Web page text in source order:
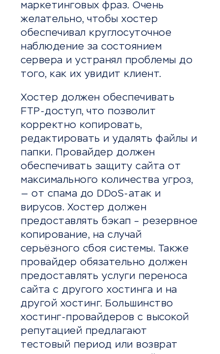
маркетинговых фраз. Очень
желательно, чтобы хостер
обеспечивал круглосуточное
наблюдение за состоянием
сервера и устранял проблемы до
того, как их увидит клиент.
Хостер должен обеспечивать
FTP-доступ, что позволит
корректно копировать,
редактировать и удалять файлы и
папки. Провайдер должен
обеспечивать защиту сайта от
максимального количества угроз,
— от спама до DDoS-атак и
вирусов. Хостер должен
предоставлять бэкап – резервное
копирование, на случай
серьёзного сбоя системы. Также
провайдер обязательно должен
предоставлять услуги переноса
сайта с другого хостинга и на
другой хостинг. Большинство
хостинг-провайдеров с высокой
репутацией предлагают
тестовый период или возврат